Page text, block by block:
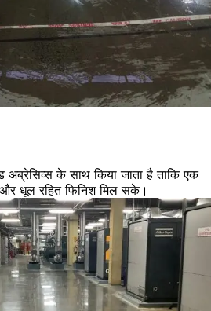
अब्रेसिव्स के साथ किया जाता है ताकि एक
धूल रहित फिनिश मिल सके।